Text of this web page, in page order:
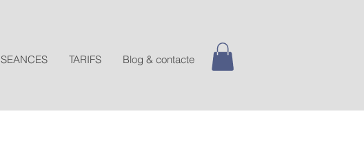
SEANCES TARIFS Blog & contacte